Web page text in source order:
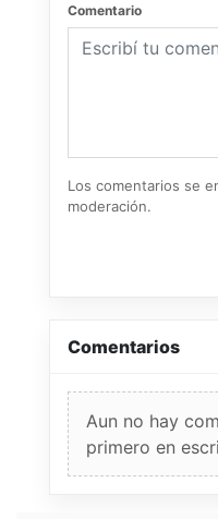
Comentario
Los comentarios se
moderación.
Comentarios
Aun no hay
primero en